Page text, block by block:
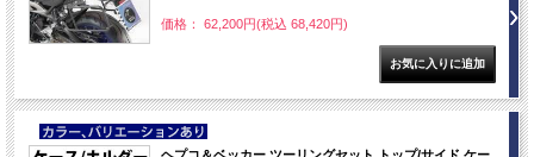
価格： 62,200円(税込 68,420円)
NEW